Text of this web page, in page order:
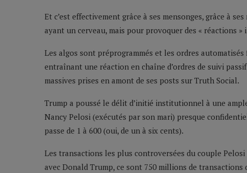
Et c’est effectivement grâce à ses mensonges, grâce à
ayant un cerveau, mais pour provoquer des « réactions »
Les algos sont préprogrammés et les ordres
entraînant une réaction en chaîne d’ordres de suivi
massives prises en amont de ses posts sur Truth Social.
Trump a poussé le délit d’initié institutionnel à une
Nancy Pelosi (exécutés par son mari) presque
passe de 1 à 600 (oui, de un à six cents).
Les transactions les plus controversées du couple
avec Donald Trump, ce sont 750 millions de